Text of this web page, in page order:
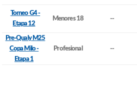
Torneo G4 -
Etapa 12
Menores 18 --
Pre-Qualy M25
Copa Milo -
Etapa 1
Profesional --